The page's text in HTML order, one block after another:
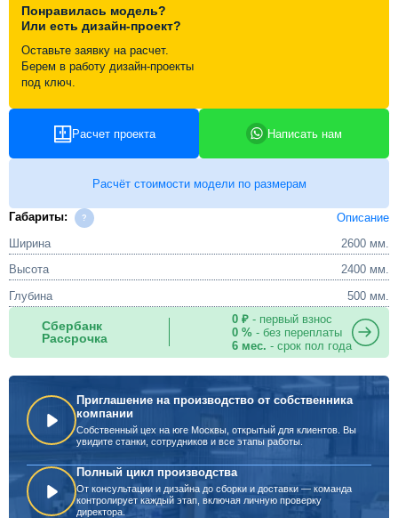
Контакты
Понравилась модель?
Или есть дизайн-проект?
Оставьте заявку на расчет.
Берем в работу дизайн-проекты
под ключ.
Расчет проекта Написать нам
Расчёт стоимости модели по размерам
Габариты:
Описание
Ширина
2600 мм.
Высота
2400 мм.
Глубина
500 мм.
Сбербанк
Рассрочка
0 ₽- первый взнос
0 %- без переплаты
6 мес. - срок пол года
Приглашение на производство от собственника
компании
Собственный цех на юге Москвы, открытый для клиентов. Вы
увидите станки, сотрудников и все этапы работы.
Полный цикл производства
От консультации и дизайна до сборки и доставки — команда
контролирует каждый этап, включая личную проверку
директора.